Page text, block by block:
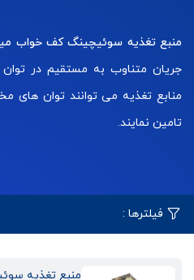
منبع تغذیه سوئیچینگ کف خواب
جریان متناوب به مستقیم در
منابع تغذیه می توانند توان های
تامین نمایند.
فیلترها :
منبع تغذیه